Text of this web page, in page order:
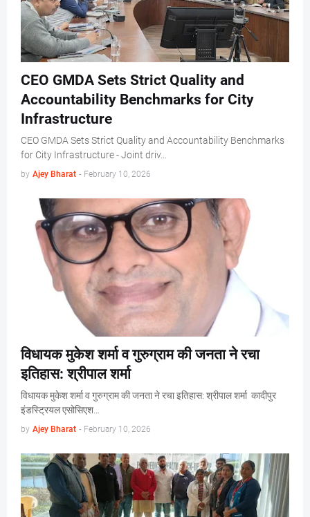
CEO GMDA Sets Strict Quality and
Accountability Benchmarks for City
Infrastructure
CEO GMDA Sets Strict Quality and Accountability Benchmarks
for City Infrastructure - Joint driv…
by Ajey Bharat - February 10, 2026
विधायक मुकेश शर्मा व गुरुग्राम की जनता ने रचा
इतिहास: श्रीपाल शर्मा
विधायक मुकेश शर्मा व गुरुग्राम की जनता ने रचा इतिहास: श्रीपाल शर्मा कादीपुर
इंडस्ट्रियल एसोसिएश…
by Ajey Bharat - February 10, 2026